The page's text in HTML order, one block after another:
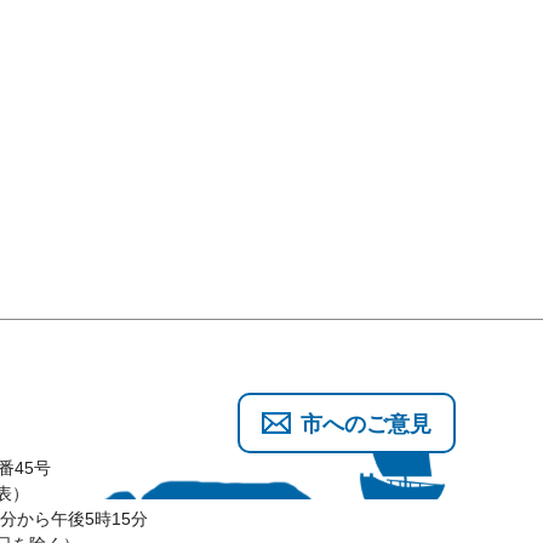
45号
から午後5時15分
市へのご意見